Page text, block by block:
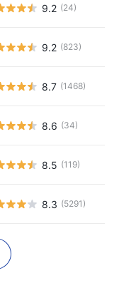
9.2 (24)
9.2 (823)
8.7 (1468)
8.6 (34)
8.5 (119)
8.3 (5291)